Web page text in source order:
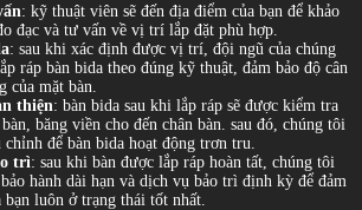
: kỹ thuật viên sẽ đến địa điểm của bạn để khảo
đạc và tư vấn về vị trí lắp đặt phù hợp.
: sau khi xác định được vị trí, đội ngũ của chúng
ráp bàn bida theo đúng kỹ thuật, đảm bảo độ cân
của mặt bàn.
thiện: bàn bida sau khi lắp ráp sẽ được kiểm tra
băng viền cho đến chân bàn. sau đó, chúng tôi
chỉnh để bàn bida hoạt động trơn tru.
trì: sau khi bàn được lắp ráp hoàn tất, chúng tôi
hành dài hạn và dịch vụ bảo trì định kỳ để đảm
bạn luôn ở trạng thái tốt nhất.